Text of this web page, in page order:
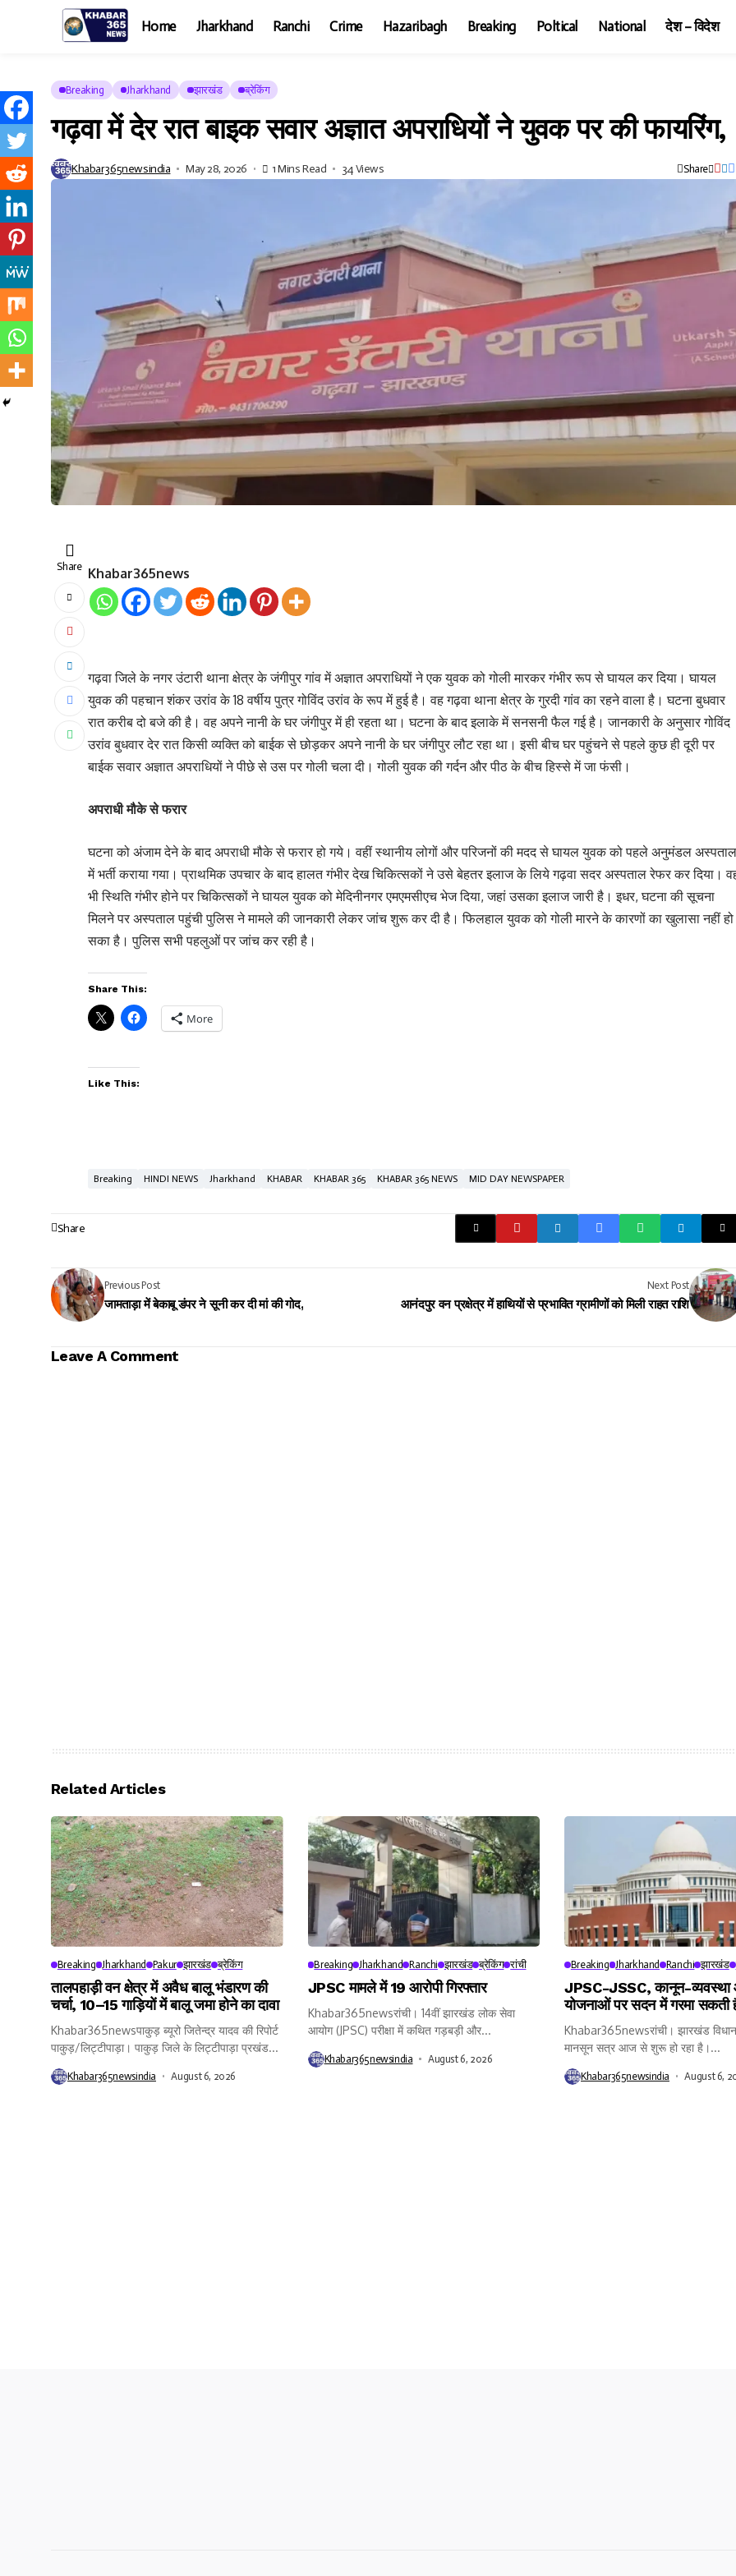
Home Jharkhand Ranchi Crime Hazaribagh Breaking Poltical National देश – विदेश
Breaking Jharkhand झारखंड ब्रेकिंग
गढ़वा में देर रात बाइक सवार अज्ञात अपराधियों ने युवक पर की फायरिंग,
Khabar365newsindia May 28, 2026 1 Mins Read 34 Views Share
Share Khabar365news
गढ़वा जिले के नगर उंटारी थाना क्षेत्र के जंगीपुर गांव में अज्ञात अपराधियों ने एक युवक को गोली मारकर गंभीर रूप से घायल कर दिया। घायल
युवक की पहचान शंकर उरांव के 18 वर्षीय पुत्र गोविंद उरांव के रूप में हुई है। वह गढ़वा थाना क्षेत्र के गुरदी गांव का रहने वाला है। घटना बुधवार
रात करीब दो बजे की है। वह अपने नानी के घर जंगीपुर में ही रहता था। घटना के बाद इलाके में सनसनी फैल गई है। जानकारी के अनुसार गोविंद
उरांव बुधवार देर रात किसी व्यक्ति को बाईक से छोड़कर अपने नानी के घर जंगीपुर लौट रहा था। इसी बीच घर पहुंचने से पहले कुछ ही दूरी पर
बाईक सवार अज्ञात अपराधियों ने पीछे से उस पर गोली चला दी। गोली युवक की गर्दन और पीठ के बीच हिस्से में जा फंसी।
अपराधी मौके से फरार
घटना को अंजाम देने के बाद अपराधी मौके से फरार हो गये। वहीं स्थानीय लोगों और परिजनों की मदद से घायल युवक को पहले अनुमंडल अस्पताल
में भर्ती कराया गया। प्राथमिक उपचार के बाद हालत गंभीर देख चिकित्सकों ने उसे बेहतर इलाज के लिये गढ़वा सदर अस्पताल रेफर कर दिया।
भी स्थिति गंभीर होने पर चिकित्सकों ने घायल युवक को मेदिनीनगर एमएमसीएच भेज दिया, जहां उसका इलाज जारी है। इधर, घटना की सूचना
मिलने पर अस्पताल पहुंची पुलिस ने मामले की जानकारी लेकर जांच शुरू कर दी है। फिलहाल युवक को गोली मारने के कारणों का खुलासा नहीं हो
सका है। पुलिस सभी पहलुओं पर जांच कर रही है।
Share This:
More
Like This:
Breaking HINDI NEWS Jharkhand KHABAR KHABAR 365 KHABAR 365 NEWS MID DAY NEWSPAPER
Share
Previous Post
जामताड़ा में बेकाबू डंपर ने सूनी कर दी मां की गोद,
Next Post
आनंदपुर वन प्रक्षेत्र में हाथियों से प्रभावित ग्रामीणों को मिली राहत राशि
Leave A Comment
Related Articles
Breaking Jharkhand Pakur झारखंड ब्रेकिंग
तालपहाड़ी वन क्षेत्र में अवैध बालू भंडारण की
चर्चा, 10–15 गाड़ियों में बालू जमा होने का दावा
Khabar365newsपाकुड़ ब्यूरो जितेन्द्र यादव की रिपोर्ट
पाकुड़/लिट्टीपाड़ा। पाकुड़ जिले के लिट्टीपाड़ा प्रखंड...
Khabar365newsindia August 6, 2026
Breaking Jharkhand Ranchi झारखंड ब्रेकिंग रांची
JPSC मामले में 19 आरोपी गिरफ्तार
Khabar365newsरांची। 14वीं झारखंड लोक सेवा
आयोग (JPSC) परीक्षा में कथित गड़बड़ी और...
Khabar365newsindia August 6, 2026
Breaking Jharkhand Ranchi झारखंड
JPSC-JSSC, कानून-व्यवस्था
योजनाओं पर सदन में गरमा सकती
Khabar365newsरांची। झारखंड
मानसून सत्र आज से शुरू हो रहा है।...
Khabar365newsindia August 6,